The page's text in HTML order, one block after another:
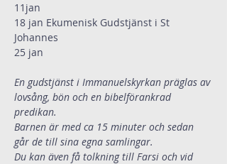
11jan
18 jan Ekumenisk Gudstjänst i St
Johannes
25 jan
En gudstjänst i Immanuelskyrkan präglas av
lovsång, bön och en bibelförankrad
predikan.
Barnen är med ca 15 minuter och sedan
går de till sina egna samlingar.
Du kan även få tolkning till Farsi och vid